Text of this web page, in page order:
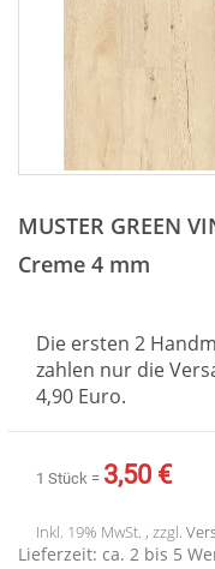
der
Bildergalerie
springen
MUSTER GREEN
Creme 4 mm
Die ersten 2
zahlen nur die
4,90 Euro.
1 Stück = 3,50 €
Inkl. 19% MwSt. , zzgl.
Lieferzeit: ca. 2 bis 5